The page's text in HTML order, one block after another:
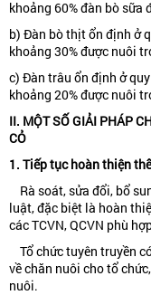
khoảng 60% đàn bò
b) Đàn bò thịt ổn định ở
khoảng 30% được nuôi
c) Đàn trâu ổn định ở
khoảng 20% được nuôi
II. MỘT SỐ GIẢI PHÁP
CỎ
1. Tiếp tục hoàn thiện
Rà soát, sửa đổi, bổ
luật, đặc biệt là hoàn
các TCVN, QCVN phù
Tổ chức tuyên truyền
về chăn nuôi cho tổ
nuôi.